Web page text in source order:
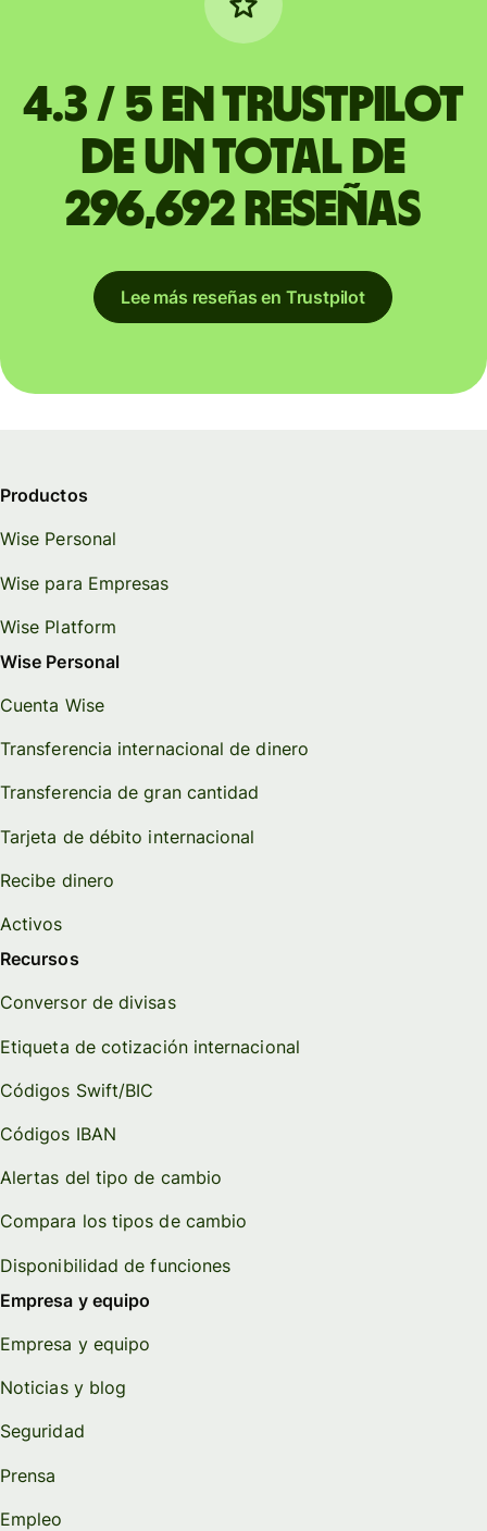
4.3 / 5 en Trustpilot
de un total de
296,692 reseñas
Lee más reseñas en Trustpilot
Productos
Wise Personal
Wise para Empresas
Wise Platform
Wise Personal
Cuenta Wise
Transferencia internacional de dinero
Transferencia de gran cantidad
Tarjeta de débito internacional
Recibe dinero
Activos
Recursos
Conversor de divisas
Etiqueta de cotización internacional
Códigos Swift/BIC
Códigos IBAN
Alertas del tipo de cambio
Compara los tipos de cambio
Disponibilidad de funciones
Empresa y equipo
Empresa y equipo
Noticias y blog
Seguridad
Prensa
Empleo